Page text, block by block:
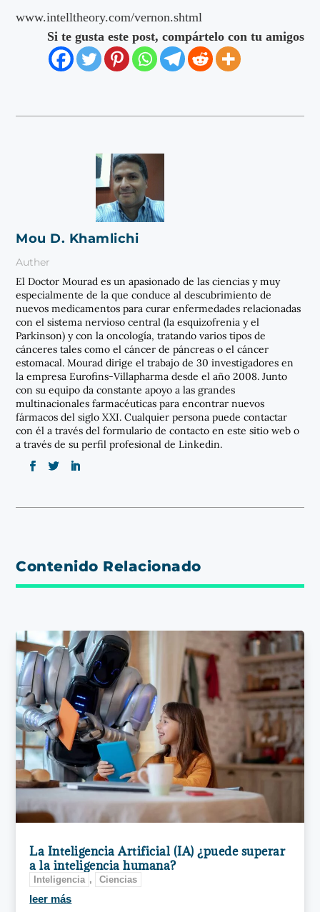
www.intelltheory.com/vernon.shtml
Si te gusta este post, compártelo con tu amigos
Mou D. Khamlichi
Auther
El Doctor Mourad es un apasionado de las ciencias y muy
especialmente de la que conduce al descubrimiento de
nuevos medicamentos para curar enfermedades relacionadas
con el sistema nervioso central (la esquizofrenia y el
Parkinson) y con la oncología, tratando varios tipos de
cánceres tales como el cáncer de páncreas o el cáncer
estomacal. Mourad dirige el trabajo de 30 investigadores en
la empresa Eurofins-Villapharma desde el año 2008. Junto
con su equipo da constante apoyo a las grandes
multinacionales farmacéuticas para encontrar nuevos
fármacos del siglo XXI. Cualquier persona puede contactar
con él a través del formulario de contacto en este sitio web o
a través de su perfil profesional de Linkedin.
Contenido Relacionado
La Inteligencia Artificial (IA) ¿puede superar
a la inteligencia humana?
Inteligencia , Ciencias
leer más